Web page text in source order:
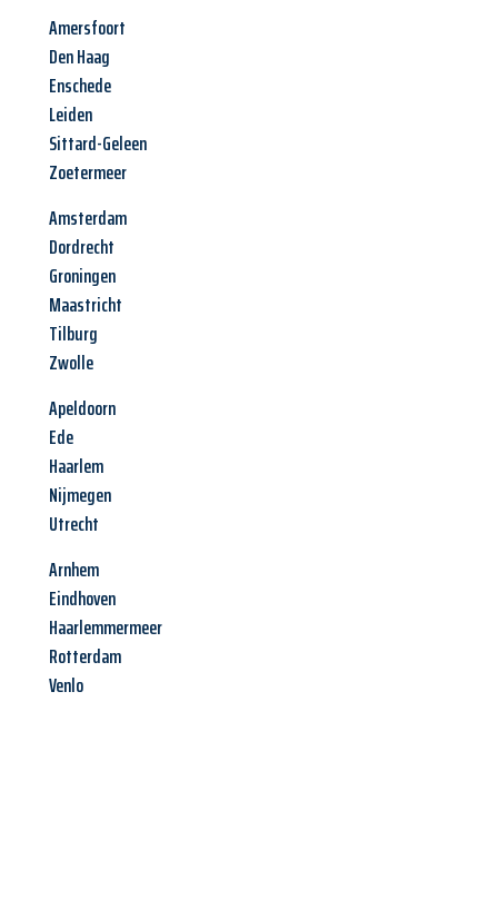
Amersfoort
Den Haag
Enschede
Leiden
Sittard-Geleen
Zoetermeer
Amsterdam
Dordrecht
Groningen
Maastricht
Tilburg
Zwolle
Apeldoorn
Ede
Haarlem
Nijmegen
Utrecht
Arnhem
Eindhoven
Haarlemmermeer
Rotterdam
Venlo